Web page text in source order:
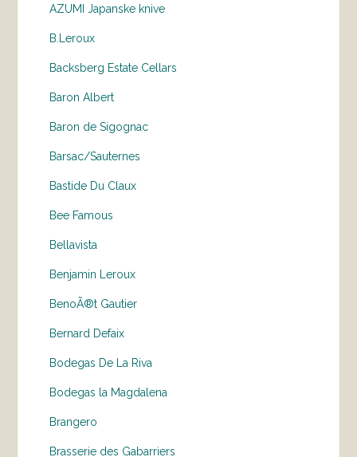
AZUMI Japanske knive
B.Leroux
Backsberg Estate Cellars
Baron Albert
Baron de Sigognac
Barsac/Sauternes
Bastide Du Claux
Bee Famous
Bellavista
Benjamin Leroux
BenoÃ®t Gautier
Bernard Defaix
Bodegas De La Riva
Bodegas la Magdalena
Brangero
Brasserie des Gabarriers